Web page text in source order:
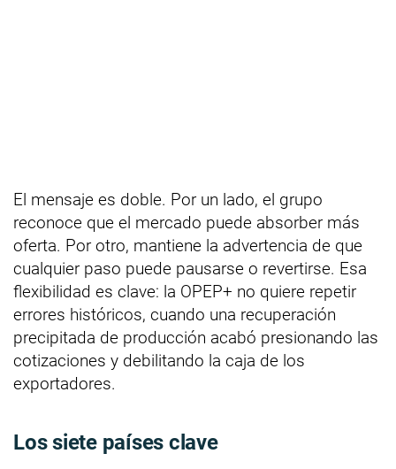
El mensaje es doble. Por un lado, el grupo
reconoce que el mercado puede absorber más
oferta. Por otro, mantiene la advertencia de que
cualquier paso puede pausarse o revertirse. Esa
flexibilidad es clave: la OPEP+ no quiere repetir
errores históricos, cuando una recuperación
precipitada de producción acabó presionando las
cotizaciones y debilitando la caja de los
exportadores.
Los siete países clave